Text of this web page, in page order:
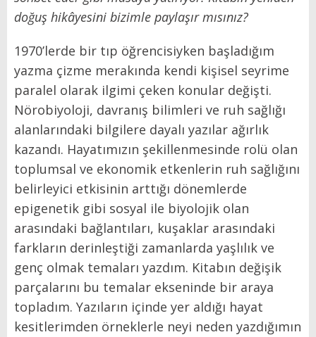
doğuş hikâyesini bizimle paylaşır mısınız?
1970’lerde bir tıp öğrencisiyken başladığım
yazma çizme merakında kendi kişisel seyrime
paralel olarak ilgimi çeken konular değişti.
Nörobiyoloji, davranış bilimleri ve ruh sağlığı
alanlarındaki bilgilere dayalı yazılar ağırlık
kazandı. Hayatımızın şekillenmesinde rolü olan
toplumsal ve ekonomik etkenlerin ruh sağlığını
belirleyici etkisinin arttığı dönemlerde
epigenetik gibi sosyal ile biyolojik olan
arasındaki bağlantıları, kuşaklar arasındaki
farkların derinleştiği zamanlarda yaşlılık ve
genç olmak temaları yazdım. Kitabın değişik
parçalarını bu temalar ekseninde bir araya
topladım. Yazıların içinde yer aldığı hayat
kesitlerimden örneklerle neyi neden yazdığımın